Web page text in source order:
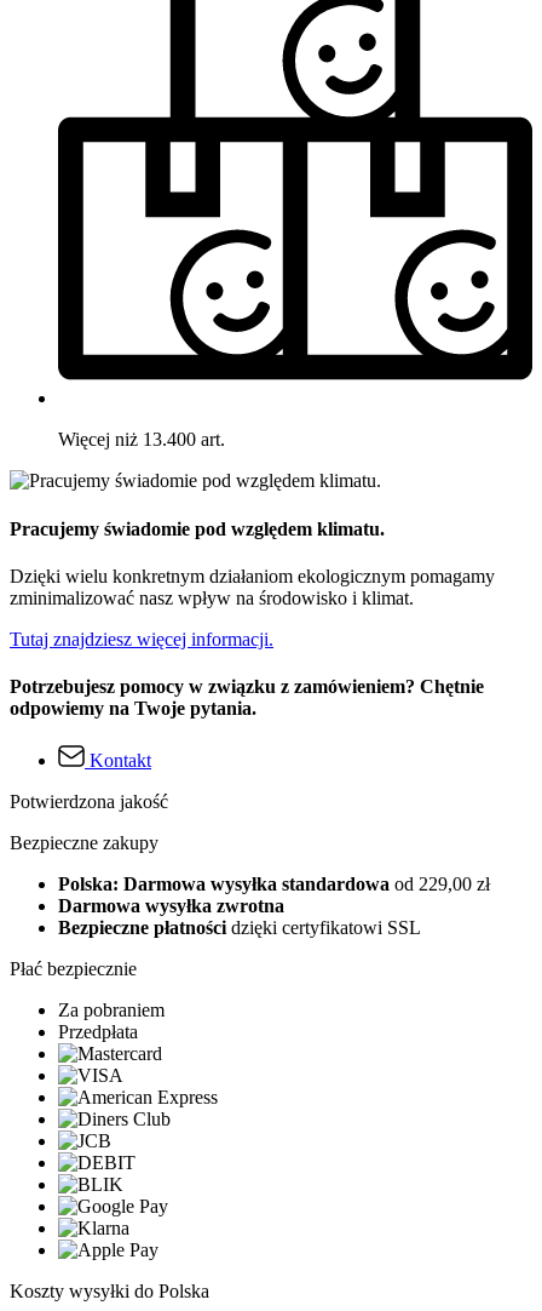
Więcej niż 13.400 art.
Pracujemy świadomie pod względem klimatu.
Dzięki wielu konkretnym działaniom ekologicznym pomagamy
zminimalizować nasz wpływ na środowisko i klimat.
Tutaj znajdziesz więcej informacji.
Potrzebujesz pomocy w związku z zamówieniem? Chętnie
odpowiemy na Twoje pytania.
Kontakt
Potwierdzona jakość
Bezpieczne zakupy
Polska: Darmowa wysyłka standardowa od 229,00 zł
Darmowa wysyłka zwrotna
Bezpieczne płatnościdzięki certyfikatowi SSL
Płać bezpiecznie
Za pobraniem
Przedpłata
Koszty wysyłki do Polska